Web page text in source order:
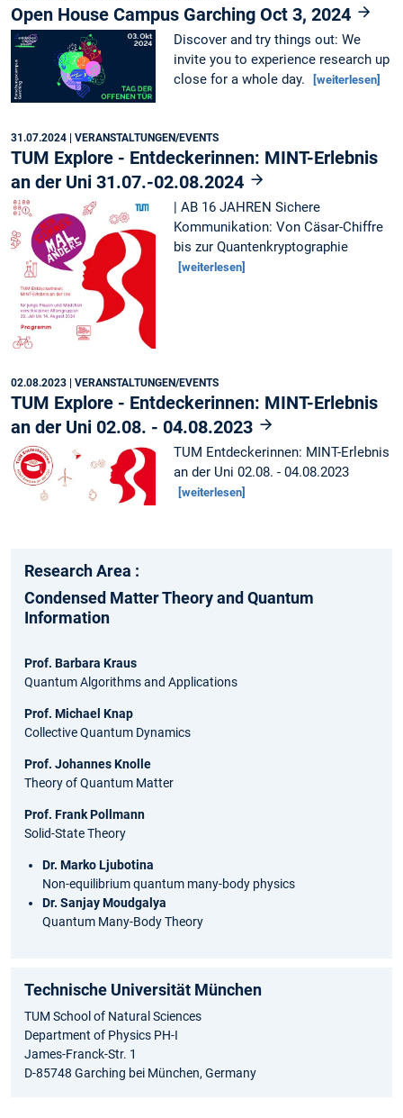
Open House Campus Garching Oct 3, 2024
Discover and try things out: We
invite you to experience research up
close for a whole day.
[weiterlesen]
31.07.2024 | VERANSTALTUNGEN/EVENTS
TUM Explore - Entdeckerinnen: MINT-Erlebnis
an der Uni 31.07.-02.08.2024
| AB 16 JAHREN Sichere
Kommunikation: Von Cäsar-Chiffre
bis zur Quantenkryptographie
[weiterlesen]
02.08.2023 | VERANSTALTUNGEN/EVENTS
TUM Explore - Entdeckerinnen: MINT-Erlebnis
an der Uni 02.08. - 04.08.2023
TUM Entdeckerinnen: MINT-Erlebnis
an der Uni 02.08. - 04.08.2023
[weiterlesen]
Research Area :
Condensed Matter Theory and Quantum
Information
Prof. Barbara Kraus
Quantum Algorithms and Applications
Prof. Michael Knap
Collective Quantum Dynamics
Prof. Johannes Knolle
Theory of Quantum Matter
Prof. Frank Pollmann
Solid-State Theory
Dr. Marko Ljubotina
Non-equilibrium quantum many-body physics
Dr. Sanjay Moudgalya
Quantum Many-Body Theory
Technische Universität München
TUM School of Natural Sciences
Department of Physics PH-I
James-Franck-Str. 1
D-85748 Garching bei München, Germany